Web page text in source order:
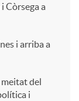
Còrsega a
i arriba a
meitat del
i